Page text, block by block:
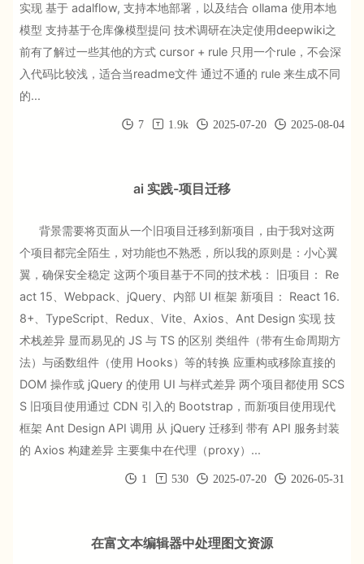
实现 基于 adalflow, 支持本地部署，以及结合 ollama 使用本地
模型 支持基于仓库像模型提问 技术调研在决定使用deepwiki之
前有了解过一些其他的方式 cursor + rule 只用一个rule，不会深
入代码比较浅，适合当readme文件 通过不通的 rule 来生成不同
的...
7 1.9k 2025-07-20 2025-08-04
ai 实践-项目迁移
背景需要将页面从一个旧项目迁移到新项目，由于我对这两
个项目都完全陌生，对功能也不熟悉，所以我的原则是：小心翼
翼，确保安全稳定 这两个项目基于不同的技术栈： 旧项目： Re
act 15、Webpack、jQuery、内部 UI 框架 新项目： React 16.
8+、TypeScript、Redux、Vite、Axios、Ant Design 实现 技
术栈差异 显而易见的 JS 与 TS 的区别 类组件（带有生命周期方
法）与函数组件（使用 Hooks）等的转换 应重构或移除直接的
DOM 操作或 jQuery 的使用 UI 与样式差异 两个项目都使用 SCS
S 旧项目使用通过 CDN 引入的 Bootstrap，而新项目使用现代
框架 Ant Design API 调用 从 jQuery 迁移到 带有 API 服务封装
的 Axios 构建差异 主要集中在代理（proxy）...
1 530 2025-07-20 2026-05-31
在富文本编辑器中处理图文资源